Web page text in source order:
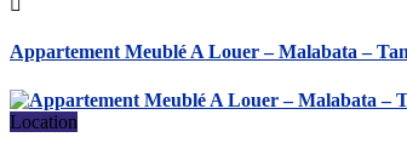
Appartement Meublé A Louer – Malabata –
Location